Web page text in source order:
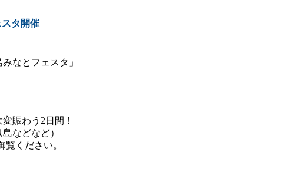
スタ開催
なとフェスタ」
賑わう2日間！
などなど）
ください。